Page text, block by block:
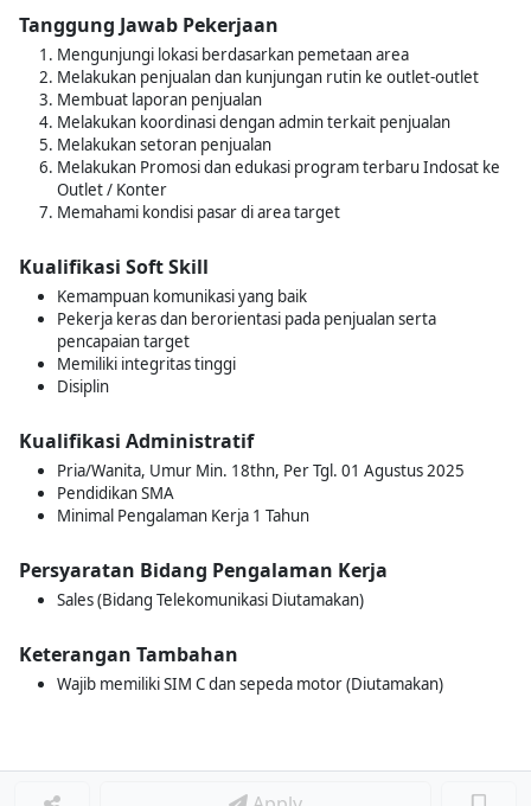
Tanggung Jawab Pekerjaan
Mengunjungi lokasi berdasarkan pemetaan area
Melakukan penjualan dan kunjungan rutin ke outlet-outlet
Membuat laporan penjualan
Melakukan koordinasi dengan admin terkait penjualan
Melakukan setoran penjualan
Melakukan Promosi dan edukasi program terbaru Indosat ke
Outlet / Konter
Memahami kondisi pasar di area target
Kualifikasi Soft Skill
Kemampuan komunikasi yang baik
Pekerja keras dan berorientasi pada penjualan serta
pencapaian target
Memiliki integritas tinggi
Disiplin
Kualifikasi Administratif
Pria/Wanita, Umur Min. 18thn, Per Tgl. 01 Agustus 2025
Pendidikan SMA
Minimal Pengalaman Kerja 1 Tahun
Persyaratan Bidang Pengalaman Kerja
Sales (Bidang Telekomunikasi Diutamakan)
Keterangan Tambahan
Wajib memiliki SIM C dan sepeda motor (Diutamakan)